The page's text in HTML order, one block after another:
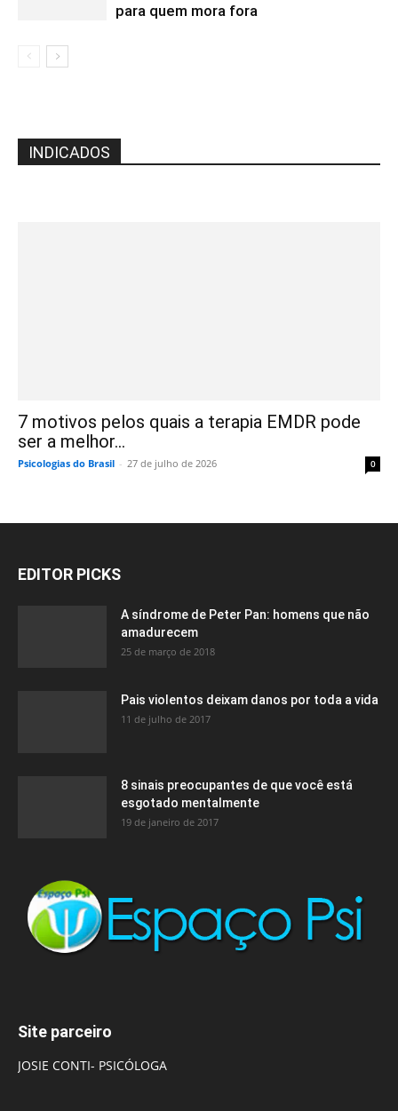
para quem mora fora
INDICADOS
7 motivos pelos quais a terapia EMDR pode
ser a melhor...
Psicologias do Brasil - 27 de julho de 2026 0
EDITOR PICKS
A síndrome de Peter Pan: homens que não
amadurecem
25 de março de 2018
Pais violentos deixam danos por toda a vida
11 de julho de 2017
8 sinais preocupantes de que você está
esgotado mentalmente
19 de janeiro de 2017
Site parceiro
JOSIE CONTI- PSICÓLOGA